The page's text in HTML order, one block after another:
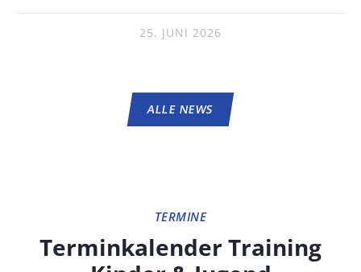
25. JUNI 2026
ALLE NEWS
TERMINE
Terminkalender Training